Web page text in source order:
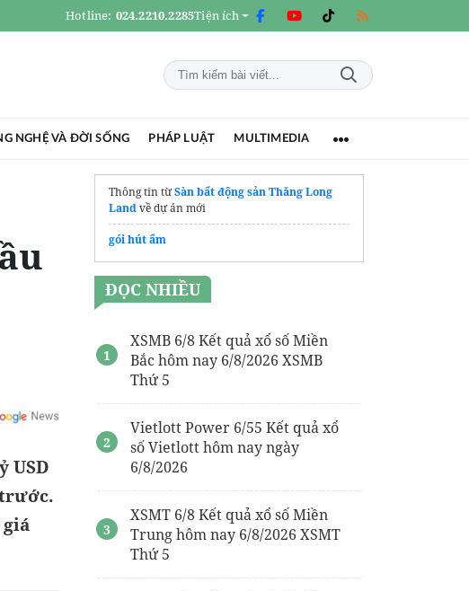
Hotline: 024.2210.2285Tiện ích
NGHỆ VÀ ĐỜI SỐNG PHÁP LUẬT MULTIMEDIA
USD
Thông tin từSàn bất động sản Thăng Long
Landvề dự án mới
gói hút ẩm
ĐỌC NHIỀU
XSMB 6/8 Kết quả xổ số Miền
Bắc hôm nay 6/8/2026 XSMB
Thứ 5
Vietlott Power 6/55 Kết quả xổ
số Vietlott hôm nay ngày
6/8/2026
XSMT 6/8 Kết quả xổ số Miền
Trung hôm nay 6/8/2026 XSMT
Thứ 5